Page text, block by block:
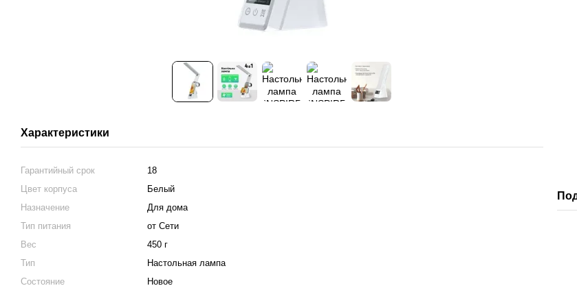
Характеристики
Гарантийный срок
18
Цвет корпуса
Белый
Назначение
Для дома
Тип питания
от Сети
Вес
450 г
Тип
Настольная лампа
Состояние
Новое